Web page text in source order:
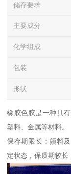
储存要求
主要成分
化学组成
包装
形状
橡胶色胶是一种具
塑料、金属等材料。
保存期限长：颜料
定状态，保质期较长